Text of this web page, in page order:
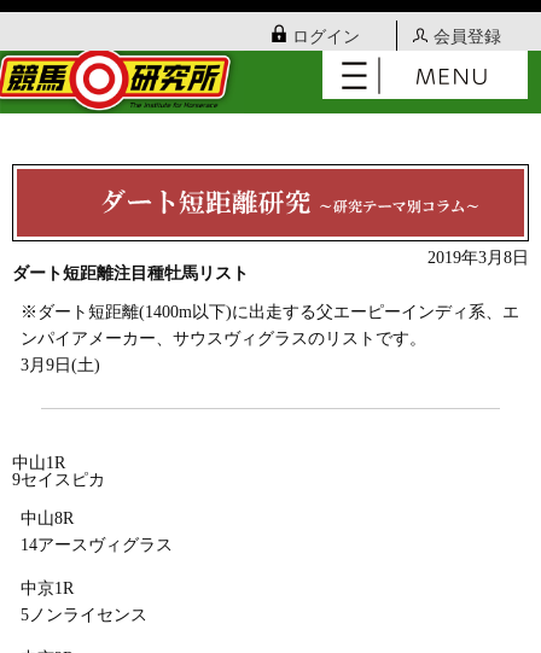
ログイン 会員登録
2019年3月8日
ダート短距離注目種牡馬リスト
※ダート短距離(1400m以下)に出走する父エーピーインディ系、エ
ンパイアメーカー、サウスヴィグラスのリストです。
3月9日(土)
中山1R
9セイスピカ
中山8R
14アースヴィグラス
中京1R
5ノンライセンス